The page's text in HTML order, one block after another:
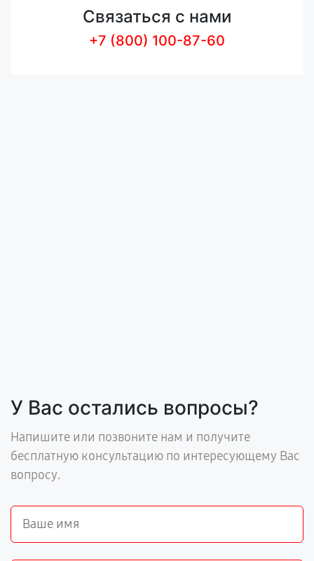
Связаться с нами
+7 (800) 100-87-60
У Вас остались вопросы?
Напишите или позвоните нам и получите
бесплатную консультацию по интересующему Вас
вопросу.